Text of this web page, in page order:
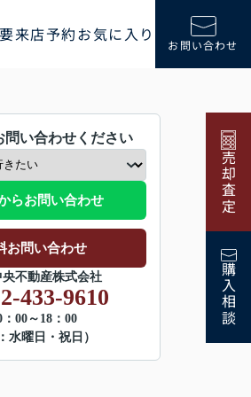
来店予約お気に入り お問い合わせ
売却査定
購入相談
問い合わせください
らお問い合わせ
お問い合わせ
不動産株式会社
433-9610
：00～18：00
水曜日・祝日）